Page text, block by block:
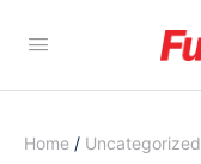
Home / Uncategorized